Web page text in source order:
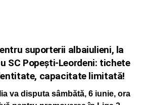
suporterii albaiulieni, la
SC Popești-Leordeni: tichete
capacitate limitată!
va disputa sâmbătă, 6 iunie, ora